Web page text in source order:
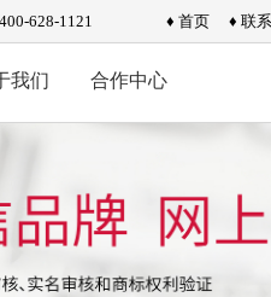
628-1121 ♦ 首页 ♦ 联
我们 合作中心